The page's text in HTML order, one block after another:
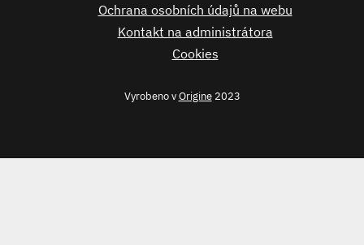
Ochrana osobních údajů na webu
Kontakt na administrátora
Cookies
Vyrobeno vOrigine2023